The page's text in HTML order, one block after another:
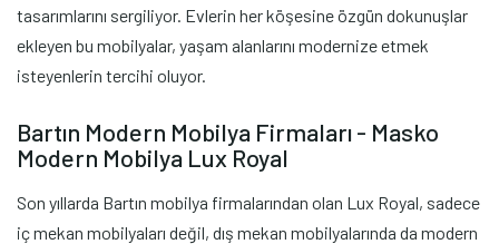
tasarımlarını sergiliyor. Evlerin her köşesine özgün dokunuşlar
ekleyen bu mobilyalar, yaşam alanlarını modernize etmek
isteyenlerin tercihi oluyor.
Bartın Modern Mobilya Firmaları - Masko
Modern Mobilya Lux Royal
Son yıllarda Bartın mobilya firmalarından olan Lux Royal, sadece
iç mekan mobilyaları değil, dış mekan mobilyalarında da modern